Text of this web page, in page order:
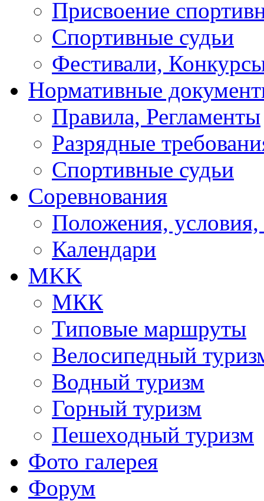
Присвоение
Спортивные судьи
Фестивали,
Нормативные
Правила, Регламенты
Разрядные
Спортивные судьи
Соревнования
Положения, условия,
Календари
MKK
МКК
Типовые маршруты
Велосипедный
Водный туризм
Горный туризм
Пешеходный туризм
Фото галерея
Форум